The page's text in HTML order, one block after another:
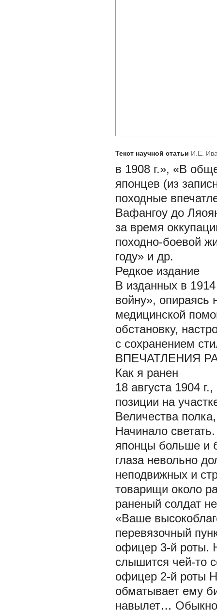
Текст научной статьи И.Е.
в 1908 г.», «В
японцев (из
походные
Вафангоу до
за время
походно-боевой
году» и др.
Редкое издание
В изданных в
войну», опираясь
медицинской
обстановку,
с сохранением
ВПЕЧАТЛЕНИЯ
Как я ранен
18 августа 1904
позиции на
Величества
Начинало
японцы больше и
глаза невольно
неподвижных и
товарищи около
раненый солдат
«Ваше
перевязочный
офицер 3-й роты.
слышится чей-то
офицер 2-й роты
обматывает ему
навылет…